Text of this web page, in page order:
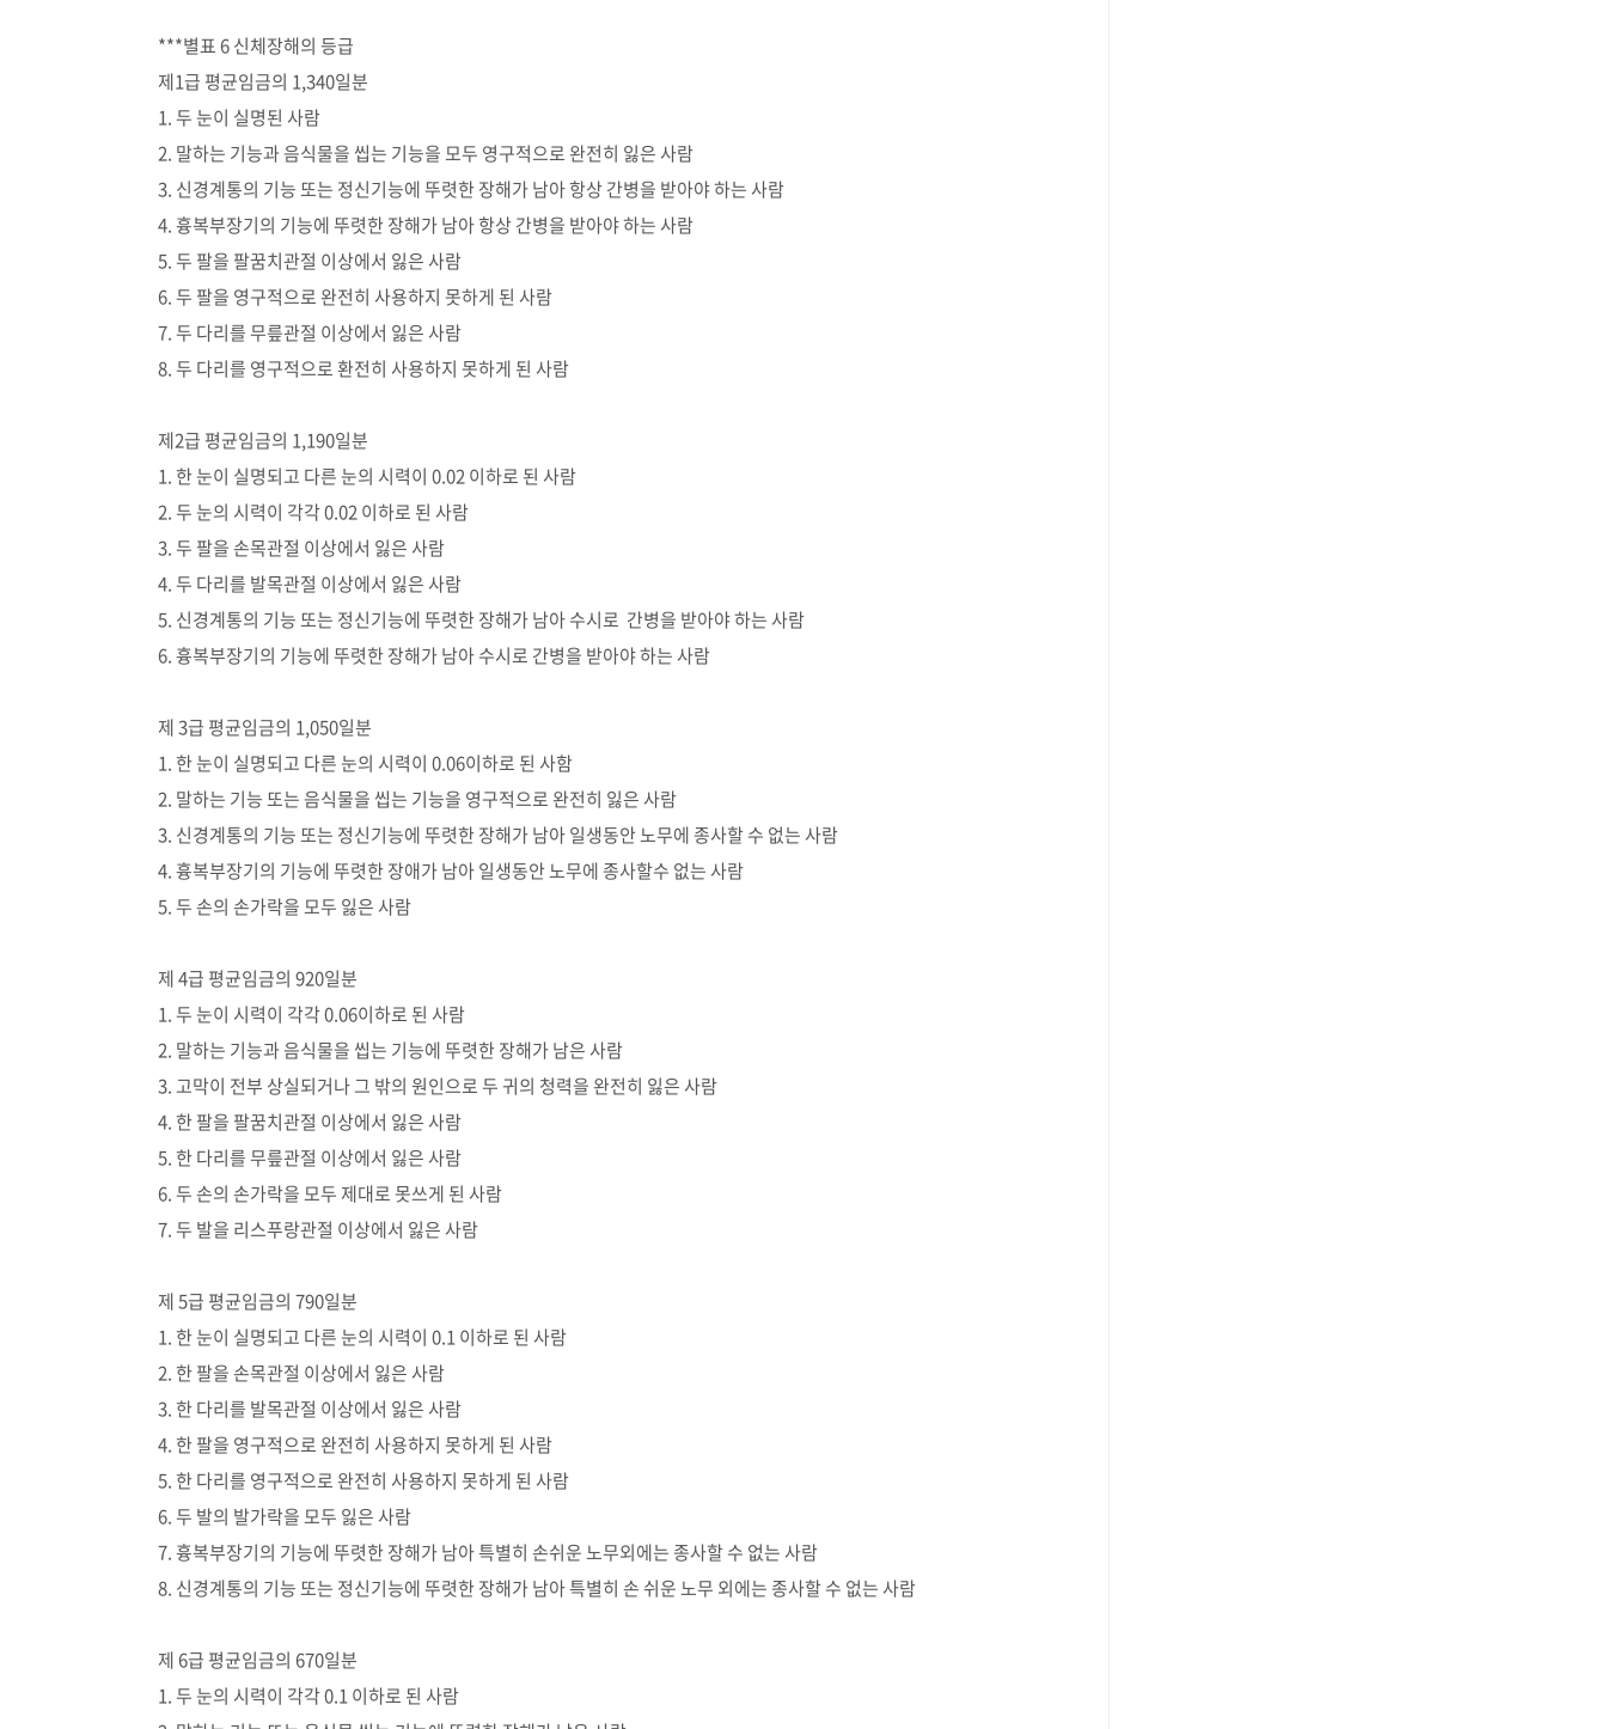
***별표 6 신체장해의 등급
제1급 평균임금의 1,340일분
1. 두 눈이 실명된 사람
2. 말하는 기능과 음식물을 씹는 기능을 모두 영구적으로 완전히 잃은 사람
3. 신경계통의 기능 또는 정신기능에 뚜렷한 장해가 남아 항상 간병을 받아야 하는 사람
4. 흉복부장기의 기능에 뚜렷한 장해가 남아 항상 간병을 받아야 하는 사람
5. 두 팔을 팔꿈치관절 이상에서 잃은 사람
6. 두 팔을 영구적으로 완전히 사용하지 못하게 된 사람
7. 두 다리를 무릎관절 이상에서 잃은 사람
8. 두 다리를 영구적으로 환전히 사용하지 못하게 된 사람
제2급 평균임금의 1,190일분
1. 한 눈이 실명되고 다른 눈의 시력이 0.02 이하로 된 사람
2. 두 눈의 시력이 각각 0.02 이하로 된 사람
3. 두 팔을 손목관절 이상에서 잃은 사람
4. 두 다리를 발목관절 이상에서 잃은 사람
5. 신경계통의 기능 또는 정신기능에 뚜렷한 장해가 남아 수시로 간병을 받아야 하는 사람
6. 흉복부장기의 기능에 뚜렷한 장해가 남아 수시로 간병을 받아야 하는 사람
제 3급 평균임금의 1,050일분
1. 한 눈이 실명되고 다른 눈의 시력이 0.06이하로 된 사함
2. 말하는 기능 또는 음식물을 씹는 기능을 영구적으로 완전히 잃은 사람
3. 신경계통의 기능 또는 정신기능에 뚜렷한 장해가 남아 일생동안 노무에 종사할 수 없는 사람
4. 흉복부장기의 기능에 뚜렷한 장애가 남아 일생동안 노무에 종사할수 없는 사람
5. 두 손의 손가락을 모두 잃은 사람
제 4급 평균임금의 920일분
1. 두 눈이 시력이 각각 0.06이하로 된 사람
2. 말하는 기능과 음식물을 씹는 기능에 뚜렷한 장해가 남은 사람
3. 고막이 전부 상실되거나 그 밖의 원인으로 두 귀의 청력을 완전히 잃은 사람
4. 한 팔을 팔꿈치관절 이상에서 잃은 사람
5. 한 다리를 무릎관절 이상에서 잃은 사람
6. 두 손의 손가락을 모두 제대로 못쓰게 된 사람
7. 두 발을 리스푸랑관절 이상에서 잃은 사람
제 5급 평균임금의 790일분
1. 한 눈이 실명되고 다른 눈의 시력이 0.1 이하로 된 사람
2. 한 팔을 손목관절 이상에서 잃은 사람
3. 한 다리를 발목관절 이상에서 잃은 사람
4. 한 팔을 영구적으로 완전히 사용하지 못하게 된 사람
5. 한 다리를 영구적으로 완전히 사용하지 못하게 된 사람
6. 두 발의 발가락을 모두 잃은 사람
7. 흉복부장기의 기능에 뚜렷한 장해가 남아 특별히 손쉬운 노무외에는 종사할 수 없는 사람
8. 신경계통의 기능 또는 정신기능에 뚜렷한 장해가 남아 특별히 손 쉬운 노무 외에는 종사할 수 없는 사람
제 6급 평균임금의 670일분
1. 두 눈의 시력이 각각 0.1 이하로 된 사람